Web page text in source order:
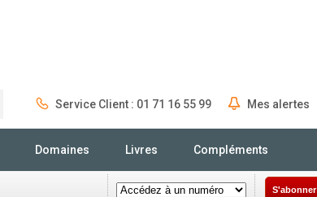
Service Client : 01 71 16 55 99 Mes alertes
Domaines Livres Compléments
S'abonner